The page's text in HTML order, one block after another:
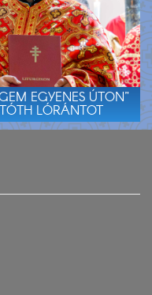
EGYENES ÚTON”
LÓRÁNTOT